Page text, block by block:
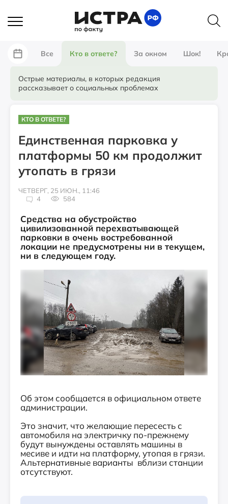
Все Кто в ответе? За окном Шок!
Острые материалы, в которых редакция
рассказывает о социальных проблемах
КТО В ОТВЕТЕ?
Единственная парковка у
платформы 50 км продолжит
утопать в грязи
ЧЕТВЕРГ, 25 ИЮН., 11:46
4
584
Средства на обустройство
цивилизованной перехватывающей
парковки в очень востребованной
локации не предусмотрены ни в текущем,
ни в следующем году.
Об этом сообщается в официальном ответе
администрации.
Это значит, что желающие пересесть с
автомобиля на электричку по-прежнему
будут вынуждены оставлять машины в
месиве и идти на платформу, утопая в грязи.
Альтернативные варианты вблизи станции
отсутствуют.